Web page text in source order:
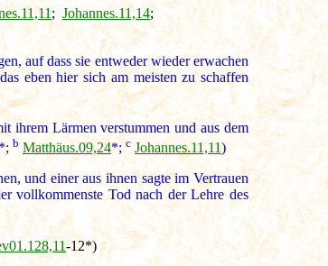
; Johannes.11,14;
auf dass sie entweder wieder erwachen
eben hier sich am meisten zu schaffen
ihrem Lärmen verstummen und aus dem
b Matthäus.09,24*; c Johannes.11,11)
und einer aus ihnen sagte im Vertrauen
vollkommenste Tod nach der Lehre des
-12*)